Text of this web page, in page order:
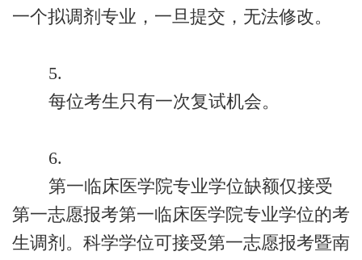
一个拟调剂专业，一旦提交，无法修改。
5.
每位考生只有一次复试机会。
6.
第一临床医学院专业学位缺额仅接受
第一志愿报考第一临床医学院专业学位的考
生调剂。科学学位可接受第一志愿报考暨南